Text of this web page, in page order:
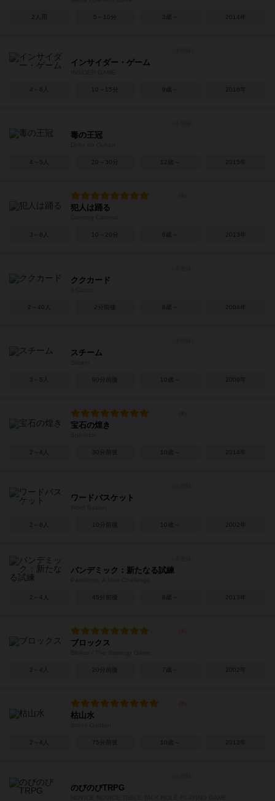
2人用 5～10分 3歳～ 2014年
インサイダー・ゲーム
4～8人 10～15分 9歳～ 2016年
毒の王冠
4～5人 20～30分 12歳～ 2015年
犯人は踊る
3～8人 10～20分 8歳～ 2013年
ククカード
2～40人 2分前後 8歳～ 2004年
スチーム
3～5人 90分前後 10歳～ 2009年
宝石の煌き
2～4人 30分前後 10歳～ 2014年
ワードバスケット
2～8人 10分前後 10歳～ 2002年
パンデミック：新たなる試練
2～4人 45分前後 8歳～ 2013年
ブロックス
2～4人 20分前後 7歳～ 2002年
枯山水
2～4人 75分前後 10歳～ 2013年
のびのびTRPG